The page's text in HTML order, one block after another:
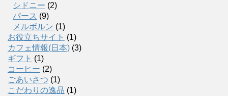
シドニー (2)
パース (9)
メルボルン (1)
お役立ちサイト (1)
カフェ情報(日本) (3)
ギフト (1)
コーヒー (2)
ごあいさつ (1)
こだわりの逸品 (1)